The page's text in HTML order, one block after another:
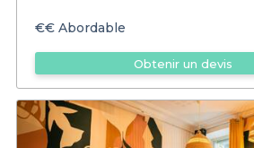
€€ Abordable
Obtenir un devis